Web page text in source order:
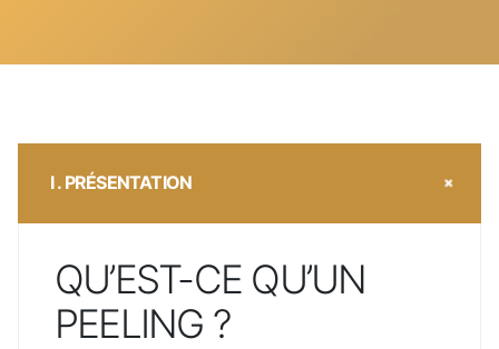
I . PRÉSENTATION
QU’EST-CE QU’UN
PEELING ?